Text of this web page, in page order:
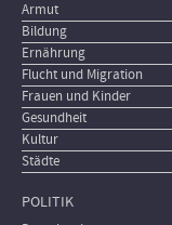
Armut
Bildung
Ernährung
Flucht und Migration
Frauen und Kinder
Gesundheit
Kultur
Städte
POLITIK